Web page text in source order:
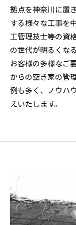
拠点を神奈川に置
する様々な工事を
工管理技士等の資
の世代が明るくな
お客様の多様なご
からの空き家の管
例も多く、ノウハ
えいたします。